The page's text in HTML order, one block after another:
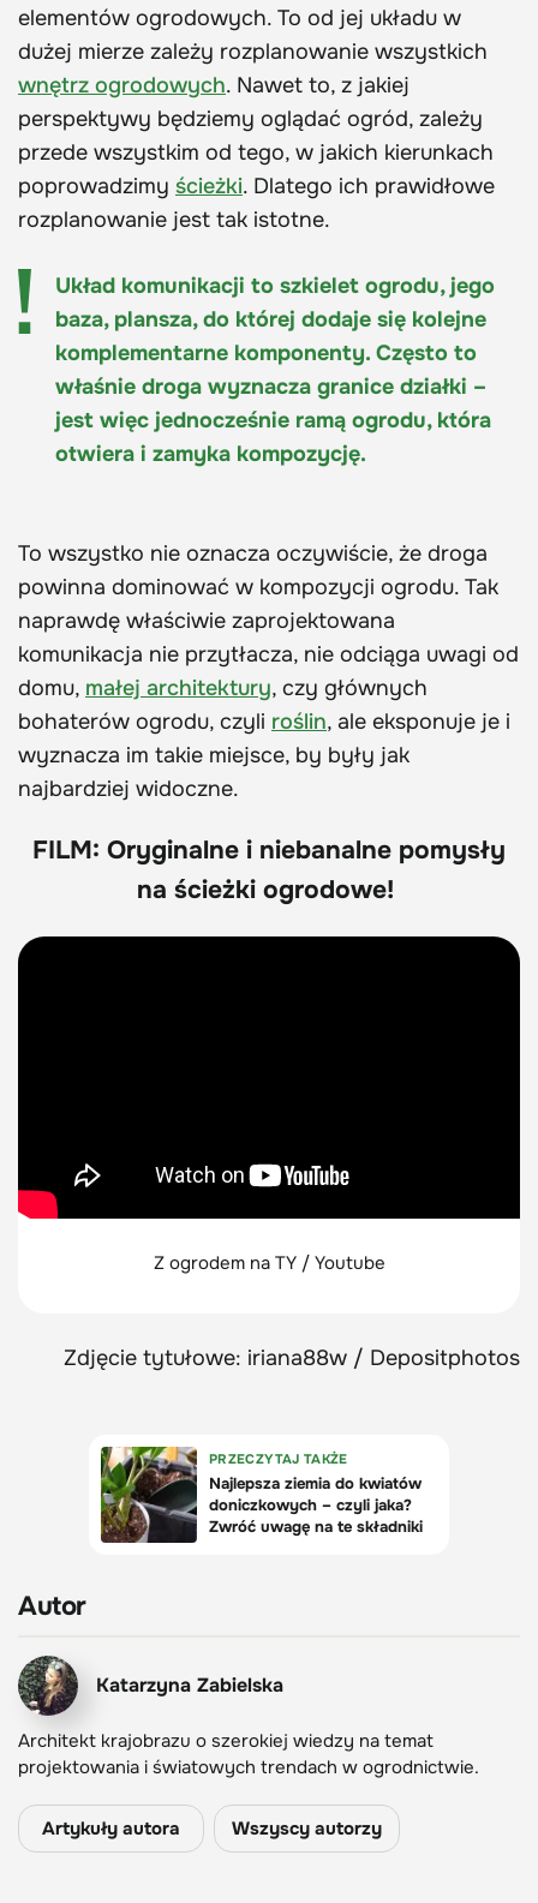
elementów ogrodowych. To od jej układu w
dużej mierze zależy rozplanowanie wszystkich
wnętrz ogrodowych. Nawet to, z jakiej
perspektywy będziemy oglądać ogród, zależy
przede wszystkim od tego, w jakich kierunkach
poprowadzimy ścieżki. Dlatego ich prawidłowe
rozplanowanie jest tak istotne.
Układ komunikacji to szkielet ogrodu, jego
baza, plansza, do której dodaje się kolejne
komplementarne komponenty. Często to
właśnie droga wyznacza granice działki –
jest więc jednocześnie ramą ogrodu, która
otwiera i zamyka kompozycję.
To wszystko nie oznacza oczywiście, że droga
powinna dominować w kompozycji ogrodu. Tak
naprawdę właściwie zaprojektowana
komunikacja nie przytłacza, nie odciąga uwagi od
domu, małej architektury, czy głównych
bohaterów ogrodu, czyli roślin, ale eksponuje je i
wyznacza im takie miejsce, by były jak
najbardziej widoczne.
FILM: Oryginalne i niebanalne pomysły
na ścieżki ogrodowe!
Z ogrodem na TY / Youtube
Zdjęcie tytułowe: iriana88w / Depositphotos
Autor
Katarzyna Zabielska
Architekt krajobrazu o szerokiej wiedzy na temat
projektowania i światowych trendach w ogrodnictwie.
Artykuły autora Wszyscy autorzy